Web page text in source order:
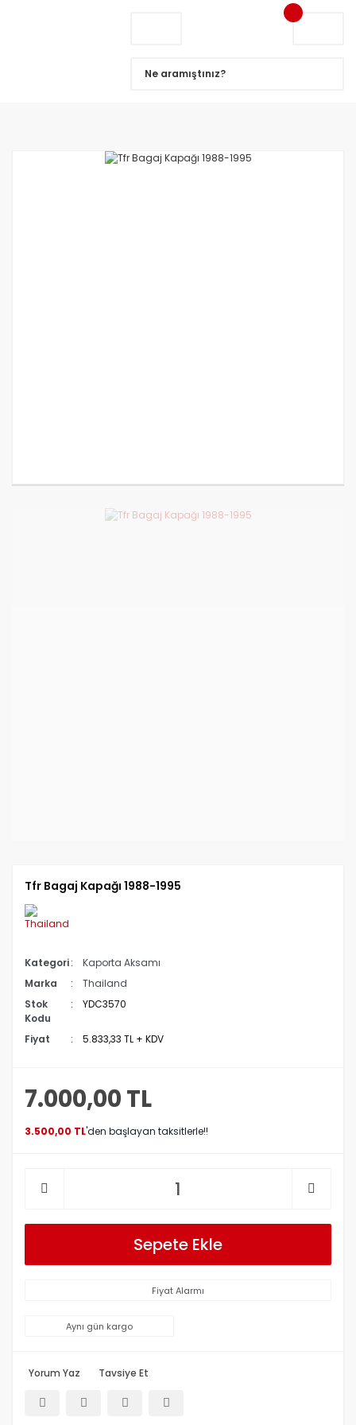
Tfr Bagaj Kapağı 1988-1995
Kategori
Kaporta Aksamı
Marka
Thailand
Stok
Kodu
YDC3570
Fiyat 5.833,33 TL + KDV
7.000,00 TL
3.500,00 TL'den başlayan taksitlerle!!
Sepete Ekle
Fiyat Alarmı
Aynı gün kargo
Yorum Yaz Tavsiye Et